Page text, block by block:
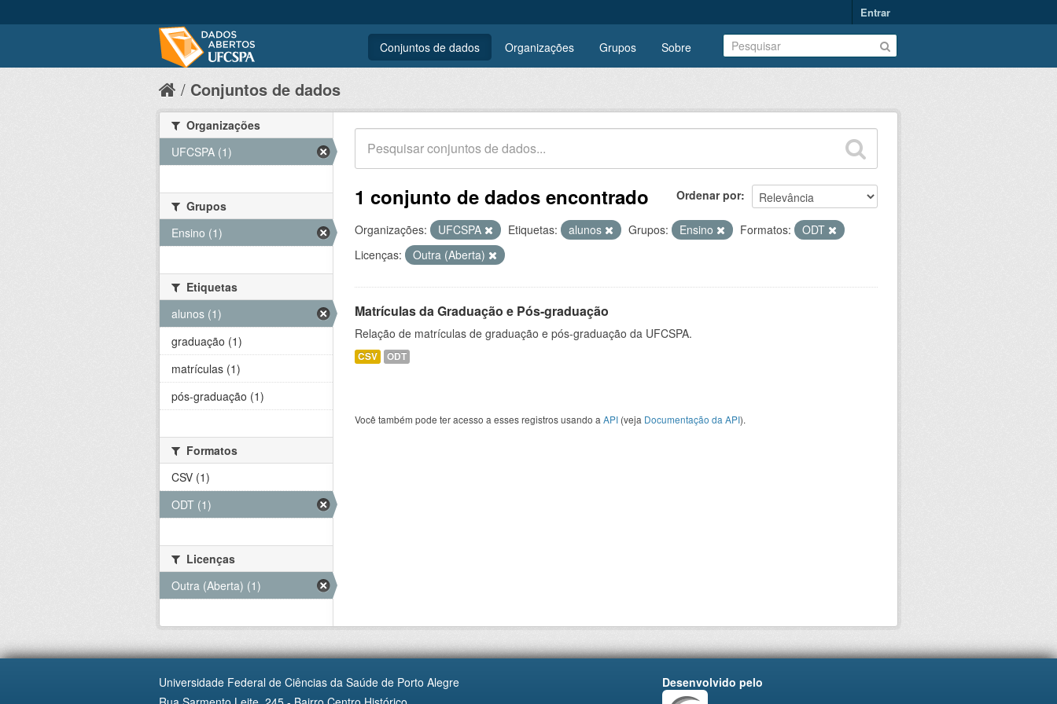
Entrar
Conjuntos de dados Organizações Grupos Sobre
Conjuntos de dados
Ordenar por
1 conjunto de dados encontrado
Organizações: UFCSPA Etiquetas: alunos Grupos: Ensino Formatos:
ODT
Licenças:
Outra (Aberta)
Matrículas da Graduação e Pós-graduação
Relação de matrículas de graduação e pós-graduação da UFCSPA.
CSV ODT
Você também pode ter acesso a esses registros usando a API (veja Documentação da API).
Organizações
UFCSPA (1)
Grupos
Ensino (1)
Etiquetas
alunos (1)
graduação (1)
matrículas (1)
pós-graduação (1)
Formatos
CSV (1)
ODT (1)
Licenças
Outra (Aberta) (1)
Universidade Federal de Ciências da Saúde de Porto Alegre
Desenvolvido pelo